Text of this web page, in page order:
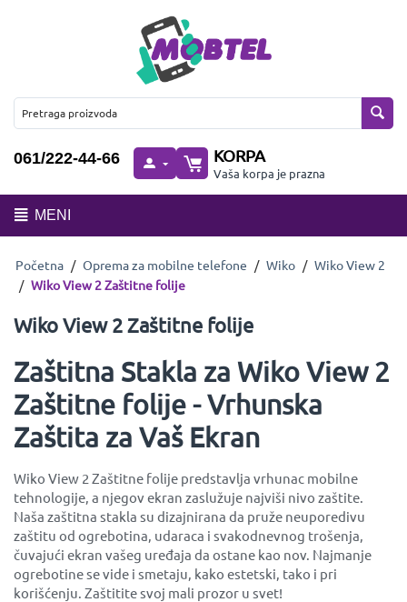
061/222-44-66 KORPA
Vaša korpa je prazna
MENI
Početna / Oprema za mobilne telefone / Wiko / Wiko View 2
/ Wiko View 2 Zaštitne folije
Wiko View 2 Zaštitne folije
Zaštitna Stakla za Wiko View 2
Zaštitne folije - Vrhunska
Zaštita za Vaš Ekran
Wiko View 2 Zaštitne folije predstavlja vrhunac mobilne
tehnologije, a njegov ekran zaslužuje najviši nivo zaštite.
Naša zaštitna stakla su dizajnirana da pruže neuporedivu
zaštitu od ogrebotina, udaraca i svakodnevnog trošenja,
čuvajući ekran vašeg uređaja da ostane kao nov. Najmanje
ogrebotine se vide i smetaju, kako estetski, tako i pri
korišćenju. Zaštitite svoj mali prozor u svet!